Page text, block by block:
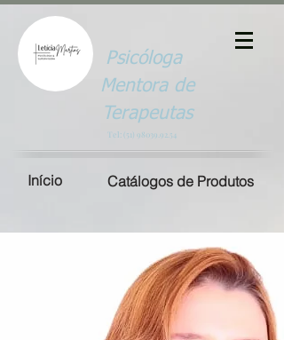
Psicóloga
Mentora de
Terapeutas
Tel:(51) 98039.92.54
Início Catálogos de Produtos